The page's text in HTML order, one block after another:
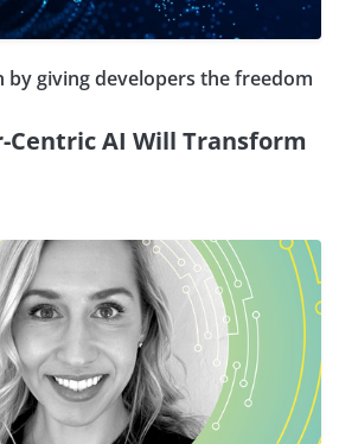
by giving developers the freedom
Centric AI Will Transform